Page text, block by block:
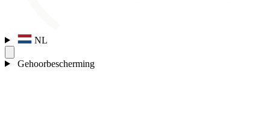
NL
Gehoorbescherming